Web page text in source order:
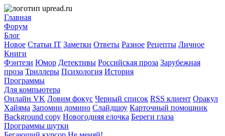
Главная
Форум
Блог
Новое Статьи IT Заметки Ответы Разное Рецепты Личное
Книги
Фэнтези Юмор Детективы Российская проза Зарубежная
проза Триллеры Психология История
Программы
Для компьютера
Онлайн VK Ловим фокус Черный список RSS клиент Оракул
Хайяма Запомни домино Слайдшоу Карточный помощник
Background copy Новогодняя елочка Береги глаза
Программы шутки